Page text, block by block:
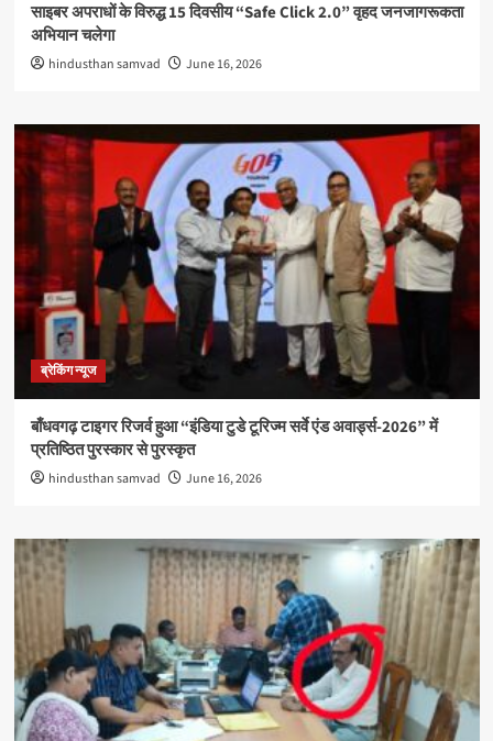
साइबर अपराधों के विरुद्ध 15 दिवसीय “Safe Click 2.0” वृहद जनजागरूकता
अभियान चलेगा
hindusthan samvad June 16, 2026
ब्रेकिंग न्यूज
बाँधवगढ़ टाइगर रिजर्व हुआ “इंडिया टुडे टूरिज्म सर्वे एंड अवार्ड्स-2026” में
प्रतिष्ठित पुरस्कार से पुरस्कृत
hindusthan samvad June 16, 2026